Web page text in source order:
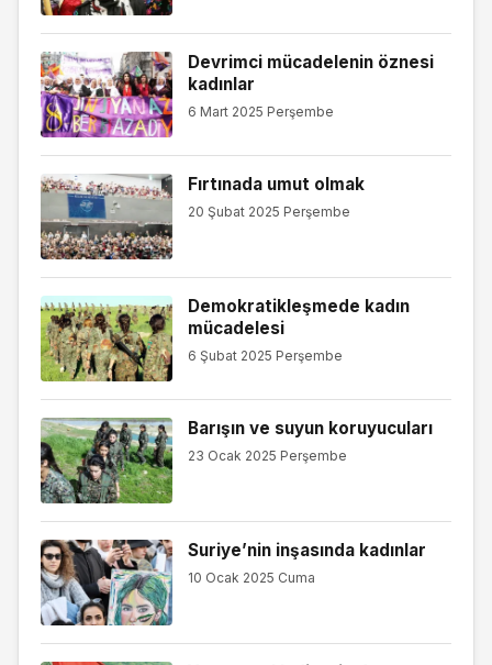
Devrimci mücadelenin öznesi
kadınlar
6 Mart 2025 Perşembe
Fırtınada umut olmak
20 Şubat 2025 Perşembe
Demokratikleşmede kadın
mücadelesi
6 Şubat 2025 Perşembe
Barışın ve suyun koruyucuları
23 Ocak 2025 Perşembe
Suriye’nin inşasında kadınlar
10 Ocak 2025 Cuma